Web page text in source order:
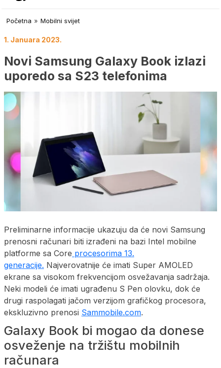
Početna » Mobilni svijet
1. Januara 2023.
Novi Samsung Galaxy Book izlazi
uporedo sa S23 telefonima
Preliminarne informacije ukazuju da će novi Samsung
prenosni računari biti izrađeni na bazi Intel mobilne
platforme sa Core procesorima 13.
generacije. Najverovatnije će imati Super AMOLED
ekrane sa visokom frekvencijom osvežavanja sadržaja.
Neki modeli će imati ugrađenu S Pen olovku, dok će
drugi raspolagati jačom verzijom grafičkog procesora,
ekskluzivno prenosi Sammobile.com.
Galaxy Book bi mogao da donese
osveženje na tržištu mobilnih
računara